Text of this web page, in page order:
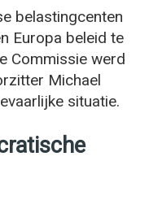
belastingcenten
Europa beleid te
Commissie werd
Michael
situatie.